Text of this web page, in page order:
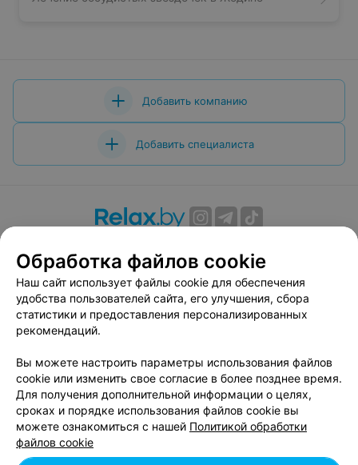
Добавить компанию
Добавить специалиста
Вакансии
Публичный договор
Способы оплаты
Публичный договор по использованию сервиса
«Афиша»
Пользовательское соглашение
Связаться по вопросам сотрудничества
Написать руководителю relax.by
Персональные настройки cookie
Обработка персональных данных
Обработка файлов cookie
Наш сайт использует файлы cookie для обеспечения
удобства пользователей сайта, его улучшения, сбора
статистики и предоставления персонализированных
рекомендаций.
Вы можете настроить параметры использования файлов
cookie или изменить свое согласие в более позднее время.
Для получения дополнительной информации о целях,
сроках и порядке использования файлов cookie вы
можете ознакомиться с нашей Политикой обработки
файлов cookie